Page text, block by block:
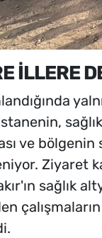
İLLERE
ve bölgenin
Ziyaret
sağlık